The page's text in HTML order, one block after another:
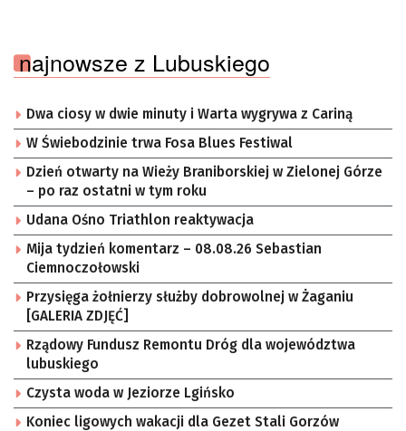
najnowsze z Lubuskiego
Dwa ciosy w dwie minuty i Warta wygrywa z Cariną
W Świebodzinie trwa Fosa Blues Festiwal
Dzień otwarty na Wieży Braniborskiej w Zielonej Górze
– po raz ostatni w tym roku
Udana Ośno Triathlon reaktywacja
Mija tydzień komentarz – 08.08.26 Sebastian
Ciemnoczołowski
Przysięga żołnierzy służby dobrowolnej w Żaganiu
[GALERIA ZDJĘĆ]
Rządowy Fundusz Remontu Dróg dla województwa
lubuskiego
Czysta woda w Jeziorze Lgińsko
Koniec ligowych wakacji dla Gezet Stali Gorzów